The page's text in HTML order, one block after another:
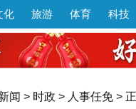
化 旅游 体育 科技
闻 > 时政 > 人事任免 >